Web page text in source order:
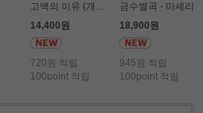
고백의 이유 (개정판) - 서은수
14,400원
720원 적립
100point 적립
금수별곡 - 마셰리
18,900원
945원 적립
100point 적립